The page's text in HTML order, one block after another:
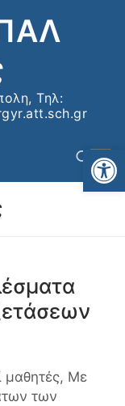
Τηλ:
μαθητές, Με
των